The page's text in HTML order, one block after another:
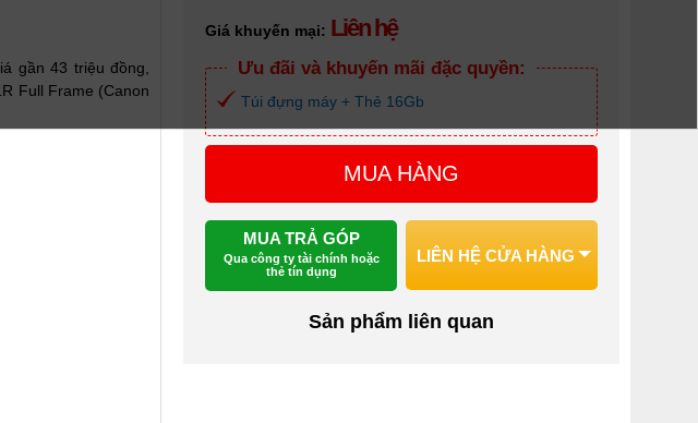
gần 43 triệu đồng,
Full Frame (Canon
Giá khuyến mại: Liên hệ
Ưu đãi và khuyến mãi đặc quyền:
Túi đựng máy + Thẻ 16Gb
MUA HÀNG
MUA TRẢ GÓP
Qua công ty tài chính hoặc
thẻ tín dụng
LIÊN HỆ CỬA HÀNG
Sản phẩm liên quan